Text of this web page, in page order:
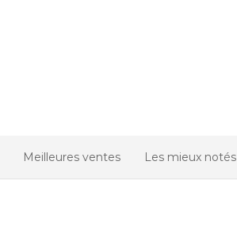
Meilleures ventes Les mieux notés